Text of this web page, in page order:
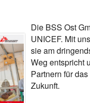
Die BSS Ost
UNICEF. Mit
sie am
Weg entspricht
Partnern für
Zukunft.